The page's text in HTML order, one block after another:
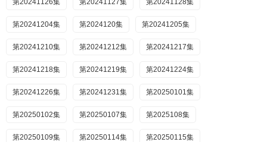
第20241126集 第20241127集 第20241128集
第20241204集 第2024120集 第20241205集
第20241210集 第20241212集 第20241217集
第20241218集 第20241219集 第20241224集
第20241226集 第20241231集 第20250101集
第20250102集 第20250107集 第2025108集
第20250109集 第20250114集 第20250115集